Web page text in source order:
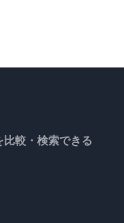
較・検索できる